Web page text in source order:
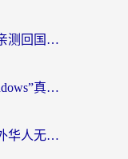
云极和GOGO哪个好？海外党亲测回国加速器选择指南（附iOS免费&Windows VPN实用技巧）
海外党别踩坑！“vpn破解版windows”真的能用？教你选对回国加速器无缝刷国内资源
北美看剧神器怎么选？2026海外华人无缝访问国内资源全攻略